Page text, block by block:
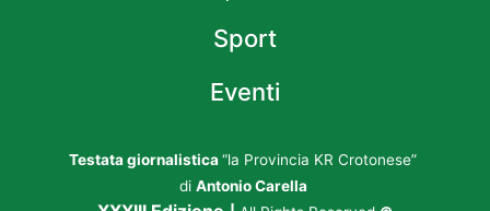
Sport
Eventi
Testata giornalistica “la Provincia KR Crotonese”
di Antonio Carella